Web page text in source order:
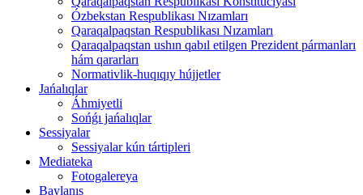
Ózbekstan Respublikası Nızamları
Qaraqalpaqstan Respublikası Nızamları
Qaraqalpaqstan ushın qabıl etilgen Prezident pármanları
hám qararları
Normativlik-huqıqıy hújjetler
Jańalıqlar
Áhmiyetli
Sońǵı jańalıqlar
Sessiyalar
Sessiyalar kún tártipleri
Mediateka
Fotogalereya
Baylanıs